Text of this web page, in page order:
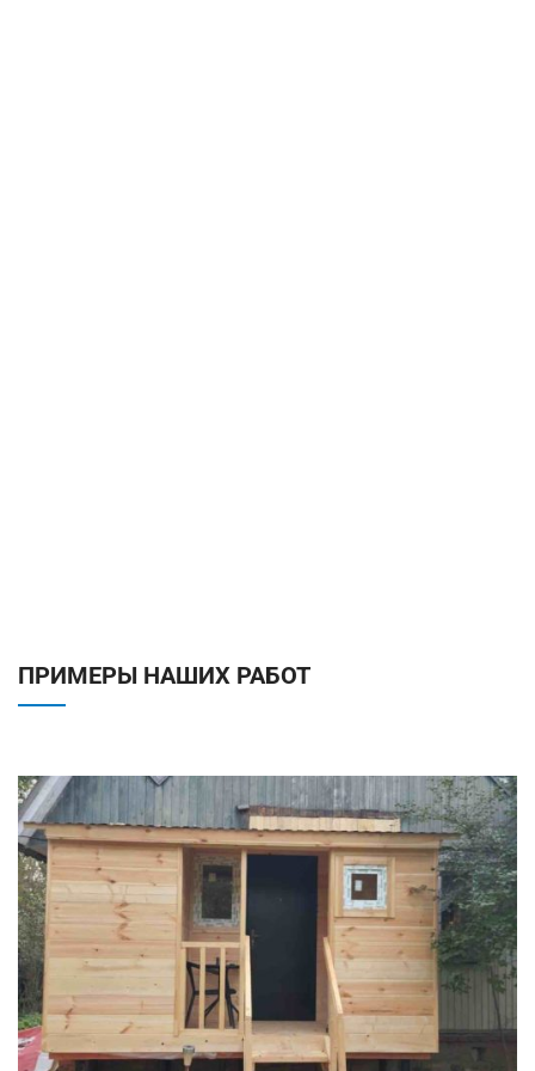
ПРИМЕРЫ НАШИХ РАБОТ